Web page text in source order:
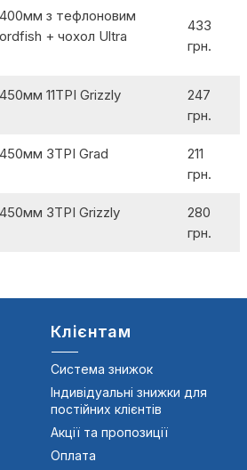
з тефлоновим
+ чохол Ultra
433
грн.
11TPI Grizzly
247
грн.
3TPI Grad
211
грн.
3TPI Grizzly
280
грн.
Клієнтам
Система знижок
Індивідуальні знижки для
постійних клієнтів
Акції та пропозиції
Оплата